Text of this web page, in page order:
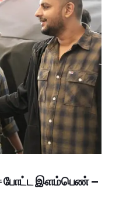
போட்ட இளம்பெண் –